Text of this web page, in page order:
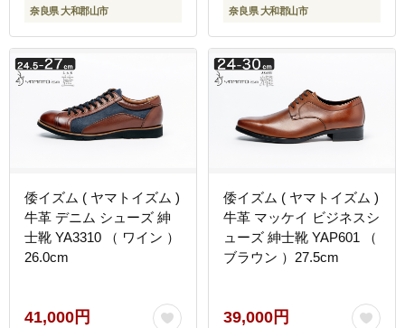
奈良県 大和郡山市 奈良県 大和郡山市
倭イズム ( ヤマトイズム )
牛革 デニム シューズ 紳
士靴 YA3310 （ ワイン ）
26.0cm
41,000円
倭イズム ( ヤマトイズム )
牛革 マッケイ ビジネスシ
ューズ 紳士靴 YAP601 （
ブラウン ）27.5cm
39,000円